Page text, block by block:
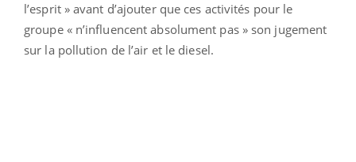
l’esprit » avant d’ajouter que ces activités pour le
groupe « n’influencent absolument pas » son jugement
sur la pollution de l’air et le diesel.